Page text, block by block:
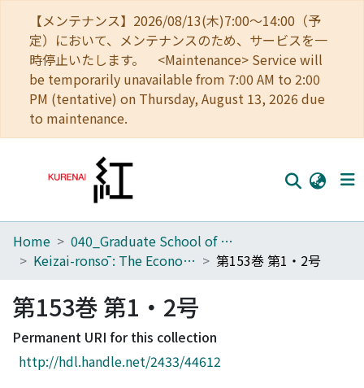
【メンテナンス】2026/08/13(木)7:00～14:00（予
定）において、メンテナンスのため、サービスを一
時停止いたします。 <Maintenance> Service will
be temporarily unavailable from 7:00 AM to 2:00
PM (tentative) on Thursday, August 13, 2026 due
to maintenance.
Home
Browse
Download Ranking
Access Statistics
Home
040_Graduate School of Economics
Keizai-ronsō : The Economic Review
第153巻 第1・2号
第153巻 第1・2号
Permanent URI for this collection
http://hdl.handle.net/2433/44612